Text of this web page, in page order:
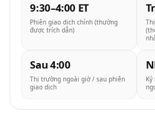
9:30–4:00 ET
Phiên giao dịch chính (thường
được trích dẫn)
Sau 4:00
Thị trường ngoài giờ / sau phiên
giao dịch